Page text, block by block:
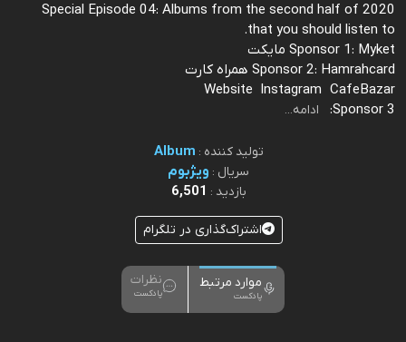
Special Episode 04: Albums from the second half of 2020
that you should listen to.
Sponsor 1: Myket مایکت
Sponsor 2: Hamrahcard همراه کارت
Website Instagram CafeBazar
Sponsor 3:
ادامه...
تولید کننده : Album
سریال : ویژبوم
بازدید : 6,501
اشتراک‌گذاری در تلگرام
موارد مرتبط
پادکست
نظرات
پادکست